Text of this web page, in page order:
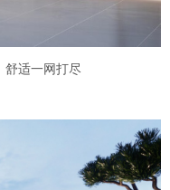
舒适一网打尽